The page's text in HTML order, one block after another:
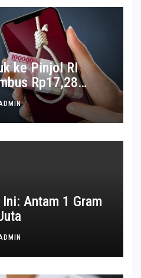
ke Pinjol RI
Rp17,28
Antam 1 Gram